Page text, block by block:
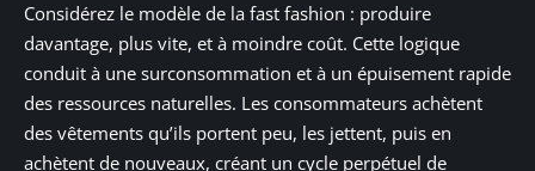
Considérez le modèle de la fast fashion : produire
davantage, plus vite, et à moindre coût. Cette logique
conduit à une surconsommation et à un épuisement rapide
des ressources naturelles. Les consommateurs achètent
des vêtements qu’ils portent peu, les jettent, puis en
achètent de nouveaux, créant un cycle perpétuel de